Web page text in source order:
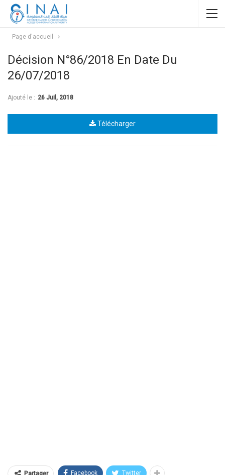
Page d'accueil
Décision N°86/2018 En Date Du
26/07/2018
Ajouté le : 26 Juil, 2018
Télécharger
Partager Facebook Twitter